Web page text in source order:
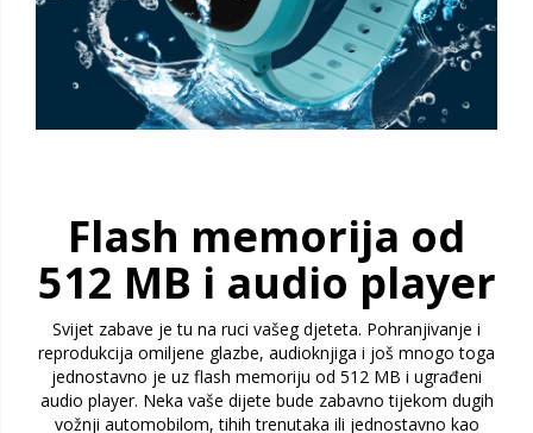
Flash memorija od
512 MB i audio player
Svijet zabave je tu na ruci vašeg djeteta. Pohranjivanje i
reprodukcija omiljene glazbe, audioknjiga i još mnogo toga
jednostavno je uz flash memoriju od 512 MB i ugrađeni
audio player. Neka vaše dijete bude zabavno tijekom dugih
vožnji automobilom, tihih trenutaka ili jednostavno kao